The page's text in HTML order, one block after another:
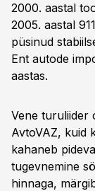
2000. aastal
2005. aastal
püsinud
Ent autode
aastas.
Vene turuliider
AvtoVAZ, kuid
kahaneb
tugevnemine
hinnaga,